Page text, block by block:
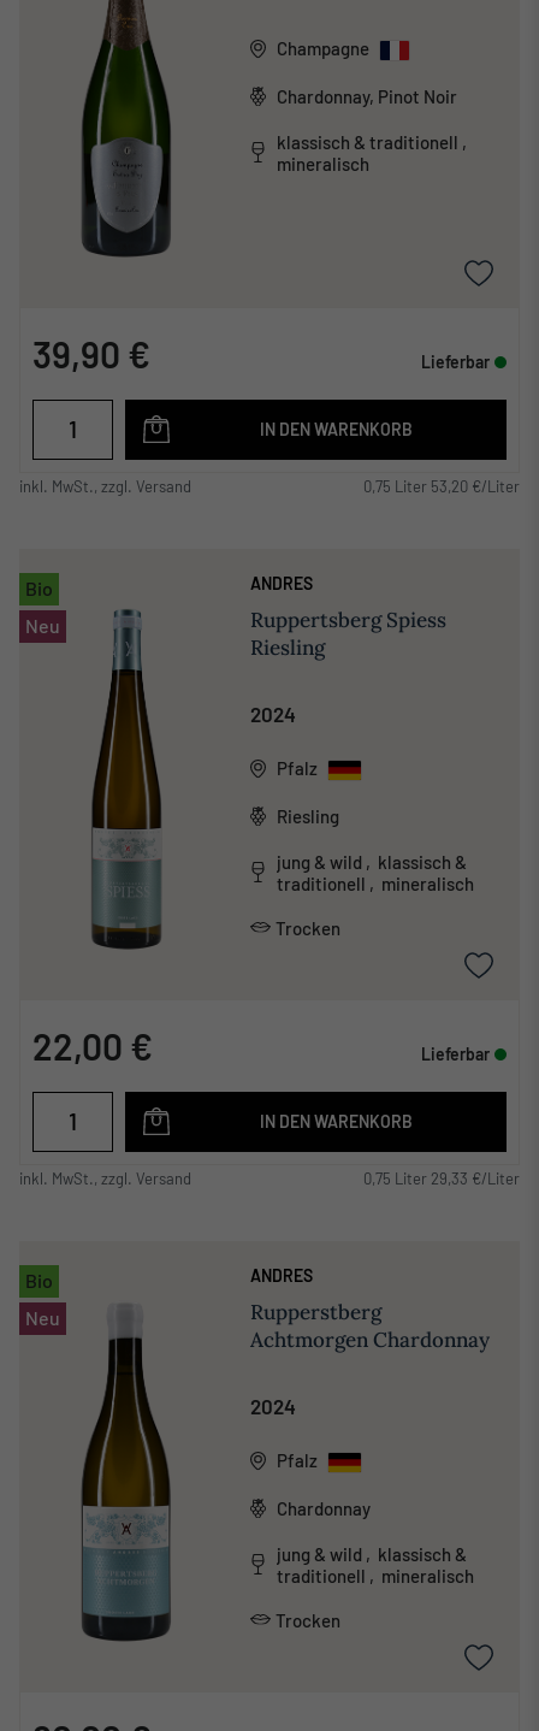
Champagne
Chardonnay, Pinot Noir
klassisch & traditionell ,
mineralisch
39,90 € Lieferbar
IN DEN WARENKORB
inkl. MwSt., zzgl. Versand 0,75 Liter 53,20 €/Liter
Bio
Neu
ANDRES
Ruppertsberg Spiess
Riesling
2024
Pfalz
Riesling
jung & wild , klassisch &
traditionell , mineralisch
Trocken
22,00 € Lieferbar
IN DEN WARENKORB
inkl. MwSt., zzgl. Versand 0,75 Liter 29,33 €/Liter
Bio
Neu
ANDRES
Rupperstberg
Achtmorgen Chardonnay
2024
Pfalz
Chardonnay
jung & wild , klassisch &
traditionell , mineralisch
Trocken